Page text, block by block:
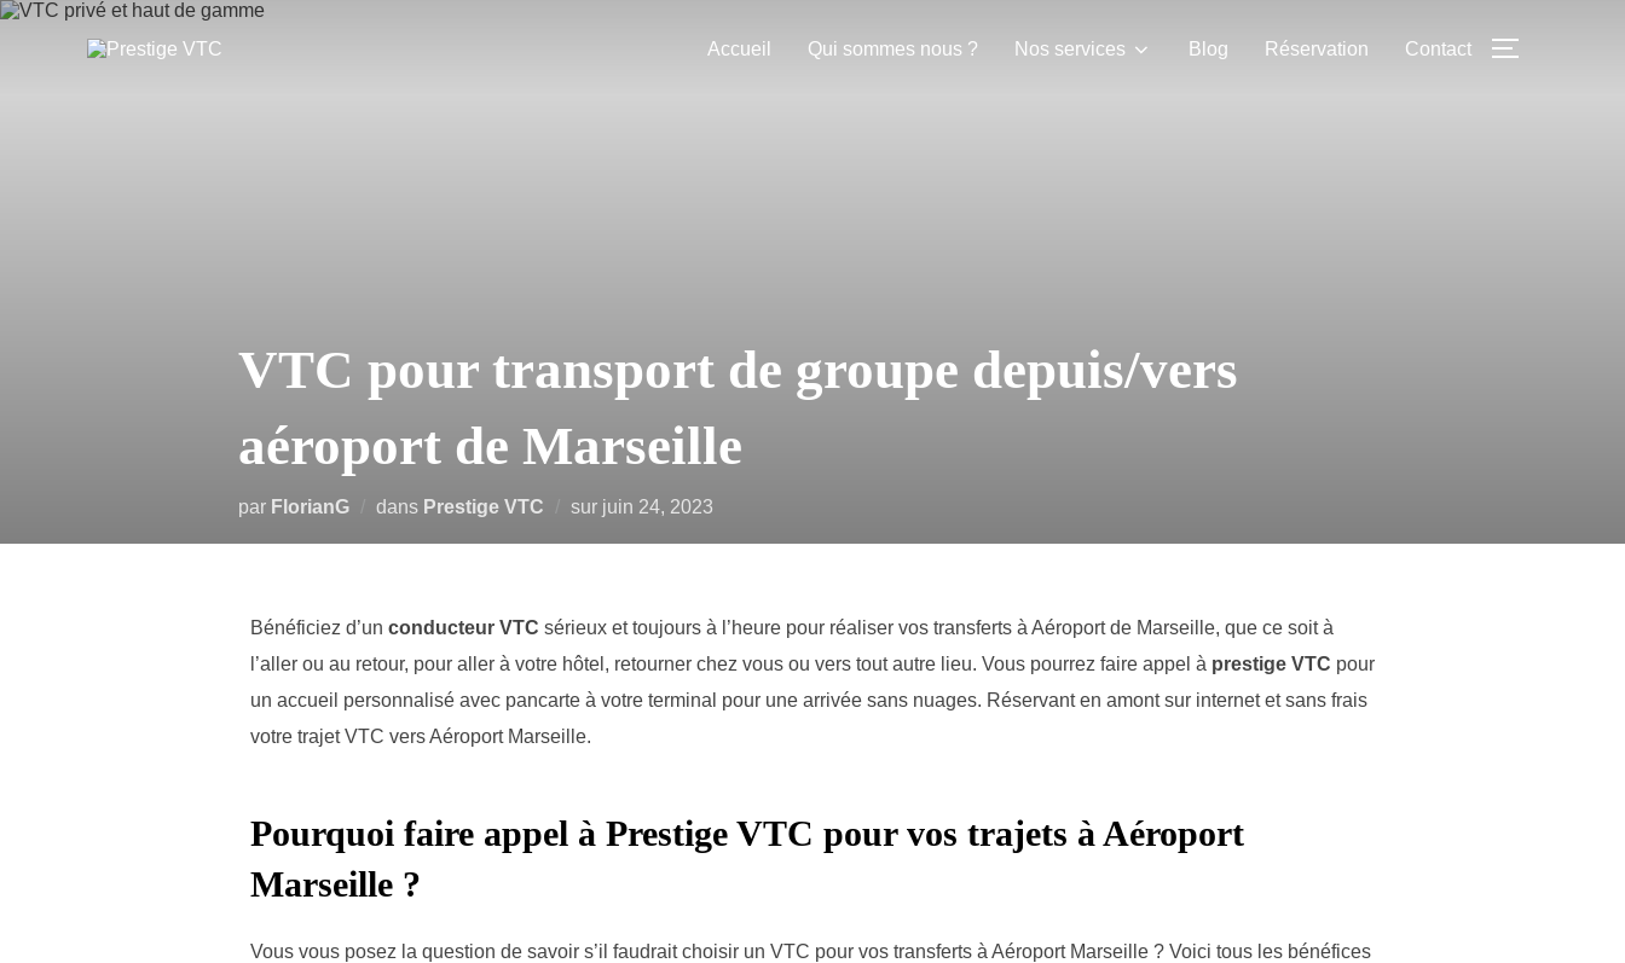
Accueil Qui sommes nous ? Nos services Blog Réservation Contact
VTC pour transport de groupe depuis/vers
aéroport de Marseille
par FlorianG dans Prestige VTC sur juin 24, 2023
Bénéficiez d’un conducteur VTC sérieux et toujours à l’heure pour réaliser vos transferts à Aéroport de Marseille, que ce soit à
l’aller ou au retour, pour aller à votre hôtel, retourner chez vous ou vers tout autre lieu. Vous pourrez faire appel à prestige VTC pour
un accueil personnalisé avec pancarte à votre terminal pour une arrivée sans nuages. Réservant en amont sur internet et sans frais
votre trajet VTC vers Aéroport Marseille.
Pourquoi faire appel à Prestige VTC pour vos trajets à Aéroport
Marseille ?
Vous vous posez la question de savoir s’il faudrait choisir un VTC pour vos transferts à Aéroport Marseille ? Voici tous les bénéfices